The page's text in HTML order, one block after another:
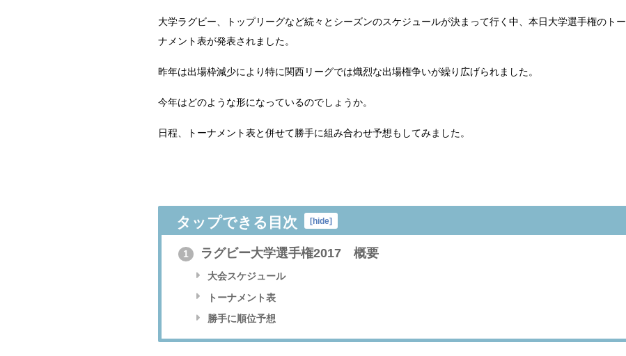
大学ラグビー、トップリーグなど続々とシーズンのスケジュールが決まって行く中、本日大学選手権のトー
ナメント表が発表されました。
昨年は出場枠減少により特に関西リーグでは熾烈な出場権争いが繰り広げられました。
今年はどのような形になっているのでしょうか。
日程、トーナメント表と併せて勝手に組み合わせ予想もしてみました。
タップできる目次 [hide]
1 ラグビー大学選手権2017 概要
大会スケジュール
トーナメント表
勝手に順位予想